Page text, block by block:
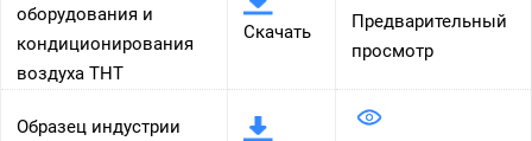
оборудования и
кондиционирования
воздуха THT
Скачать
Предварительный
просмотр
Образец индустрии